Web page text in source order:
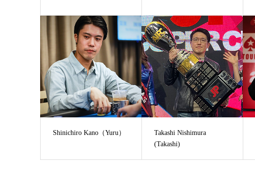
Shinichiro Kano（Yuru）
Takashi Nishimura
(Takashi)